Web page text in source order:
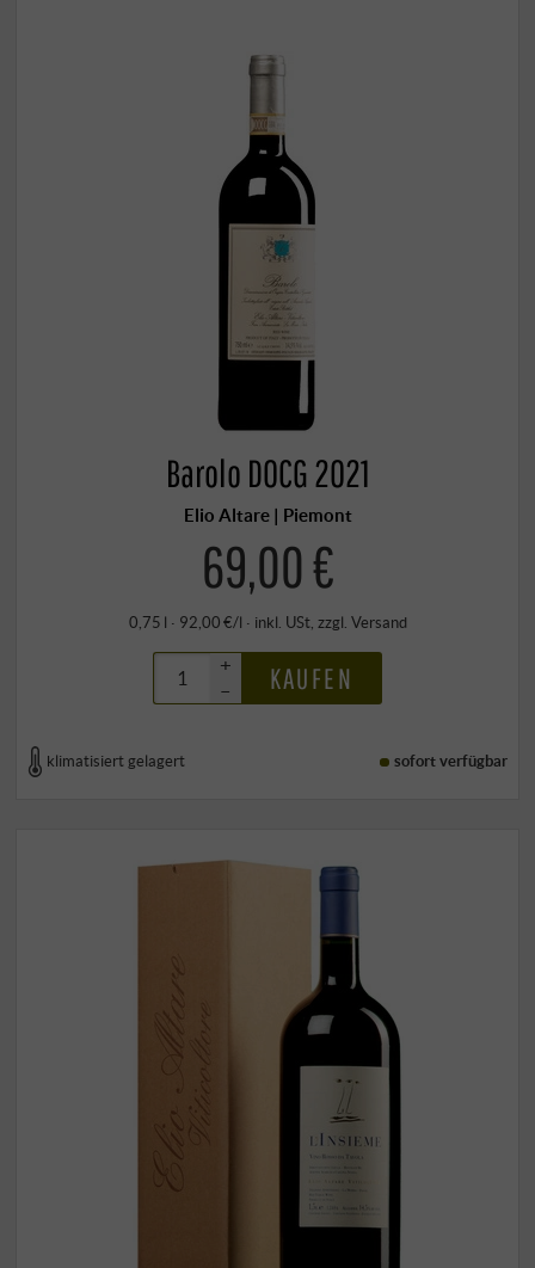
Barolo DOCG 2021
Elio Altare | Piemont
69,00 €
0,75 l · 92,00 €/l · inkl. USt, zzgl. Versand
+
–
KAUFEN
klimatisiert gelagert sofort verfügbar